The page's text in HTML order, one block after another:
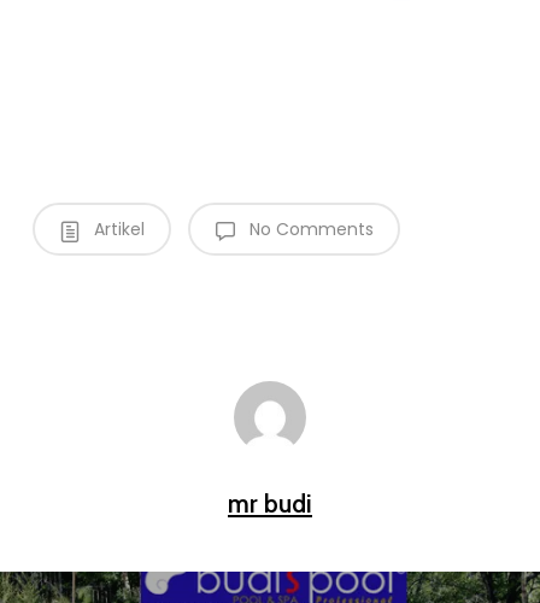
Artikel No Comments
mr budi